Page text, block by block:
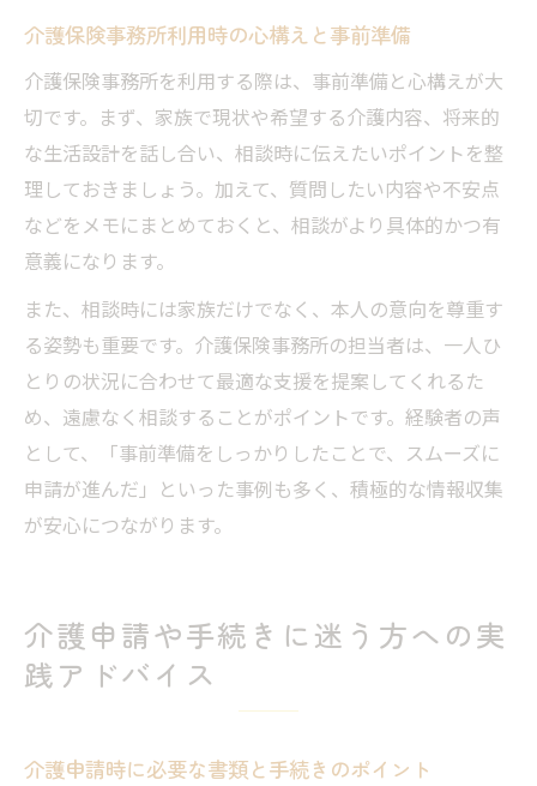
介護保険事務所利用時の心構えと事前準備
介護保険事務所を利用する際は、事前準備と心構えが大
切です。まず、家族で現状や希望する介護内容、将来的
な生活設計を話し合い、相談時に伝えたいポイントを整
理しておきましょう。加えて、質問したい内容や不安点
などをメモにまとめておくと、相談がより具体的かつ有
意義になります。
また、相談時には家族だけでなく、本人の意向を尊重す
る姿勢も重要です。介護保険事務所の担当者は、一人ひ
とりの状況に合わせて最適な支援を提案してくれるた
め、遠慮なく相談することがポイントです。経験者の声
として、「事前準備をしっかりしたことで、スムーズに
申請が進んだ」といった事例も多く、積極的な情報収集
が安心につながります。
介護申請や手続きに迷う方への実
践アドバイス
介護申請時に必要な書類と手続きのポイント